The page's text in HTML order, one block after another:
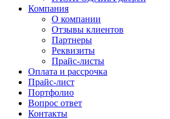
Компания
О компании
Отзывы клиентов
Партнеры
Реквизиты
Прайс-листы
Оплата и рассрочка
Прайс-лист
Портфолио
Вопрос ответ
Контакты